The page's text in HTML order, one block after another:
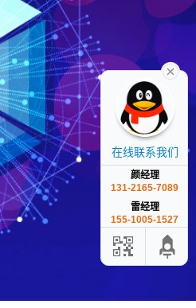
在线联系我们
颜经理
131-2165-7089
雷经理
155-1005-1527